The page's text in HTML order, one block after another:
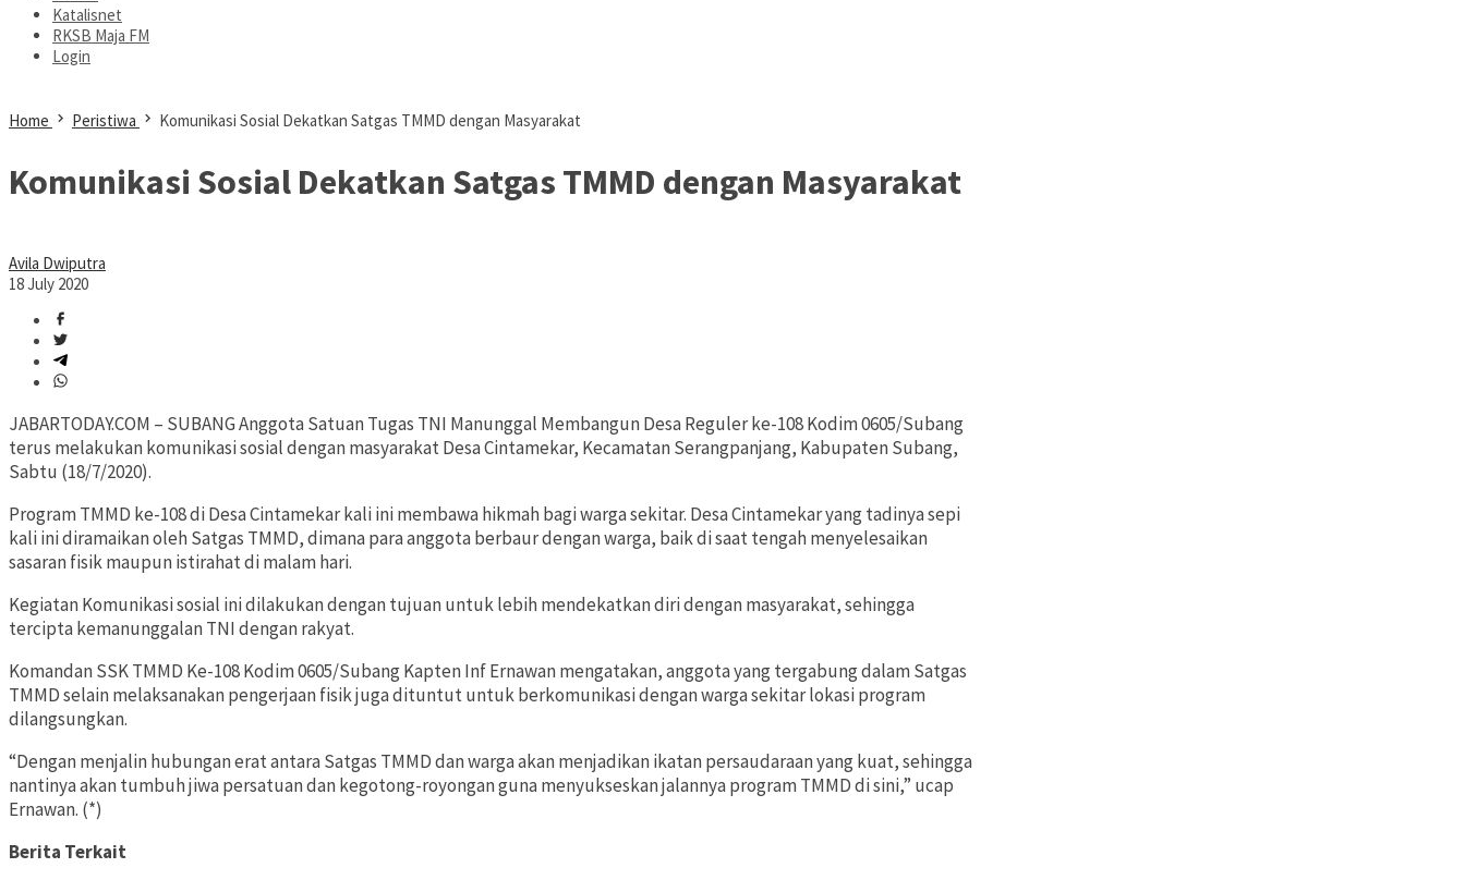
Katalisnet
RKSB Maja FM
Login
Home Peristiwa Komunikasi Sosial Dekatkan Satgas TMMD dengan Masyarakat
Komunikasi Sosial Dekatkan Satgas TMMD dengan Masyarakat
Avila Dwiputra
18 July 2020
JABARTODAY.COM – SUBANG Anggota Satuan Tugas TNI Manunggal Membangun Desa Reguler ke-108 Kodim 0605/Subang
terus melakukan komunikasi sosial dengan masyarakat Desa Cintamekar, Kecamatan Serangpanjang, Kabupaten Subang,
Sabtu (18/7/2020).
Program TMMD ke-108 di Desa Cintamekar kali ini membawa hikmah bagi warga sekitar. Desa Cintamekar yang tadinya sepi
kali ini diramaikan oleh Satgas TMMD, dimana para anggota berbaur dengan warga, baik di saat tengah menyelesaikan
sasaran fisik maupun istirahat di malam hari.
Kegiatan Komunikasi sosial ini dilakukan dengan tujuan untuk lebih mendekatkan diri dengan masyarakat, sehingga
tercipta kemanunggalan TNI dengan rakyat.
Komandan SSK TMMD Ke-108 Kodim 0605/Subang Kapten Inf Ernawan mengatakan, anggota yang tergabung dalam Satgas
TMMD selain melaksanakan pengerjaan fisik juga dituntut untuk berkomunikasi dengan warga sekitar lokasi program
dilangsungkan.
“Dengan menjalin hubungan erat antara Satgas TMMD dan warga akan menjadikan ikatan persaudaraan yang kuat, sehingga
nantinya akan tumbuh jiwa persatuan dan kegotong-royongan guna menyukseskan jalannya program TMMD di sini,” ucap
Ernawan. (*)
Berita Terkait